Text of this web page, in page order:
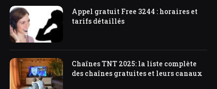
Appel gratuit Free 3244 : horaires et
tarifs détaillés
Chaînes TNT 2025: la liste complète
des chaînes gratuites et leurs canaux